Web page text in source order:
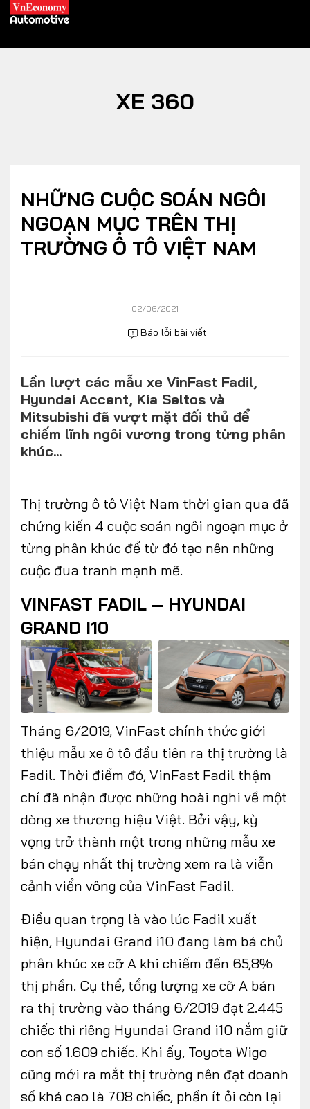
Tiêu điểm
XE XANH
Hybrid
Xe điện
THỊ TRƯỜNG XE DOANH NGHIỆP
MULTIMEDIA
Infographics
Album ảnh
TRA CỨU XE
HÃNG XE MODEL
DÒNG XE
FOLLOW US
Facebook
CONTACT US
0972271616
ngocvu.vneconomy@gmail.com
XE 360
NHỮNG CUỘC SOÁN NGÔI
NGOẠN MỤC TRÊN THỊ
TRƯỜNG Ô TÔ VIỆT NAM
02/06/2021
Báo lỗi bài viết
Lần lượt các mẫu xe VinFast Fadil,
Hyundai Accent, Kia Seltos và
Mitsubishi đã vượt mặt đối thủ để
chiếm lĩnh ngôi vương trong từng phân
khúc...
Thị trường ô tô Việt Nam thời gian qua đã
chứng kiến 4 cuộc soán ngôi ngoạn mục ở
từng phân khúc để từ đó tạo nên những
cuộc đua tranh mạnh mẽ.
VINFAST FADIL – HYUNDAI
GRAND I10
Tháng 6/2019, VinFast chính thức giới
thiệu mẫu xe ô tô đầu tiên ra thị trường là
Fadil. Thời điểm đó, VinFast Fadil thậm
chí đã nhận được những hoài nghi về một
dòng xe thương hiệu Việt. Bởi vậy, kỳ
vọng trở thành một trong những mẫu xe
bán chạy nhất thị trường xem ra là viễn
cảnh viển vông của VinFast Fadil.
Điều quan trọng là vào lúc Fadil xuất
hiện, Hyundai Grand i10 đang làm bá chủ
phân khúc xe cỡ A khi chiếm đến 65,8%
thị phần. Cụ thể, tổng lượng xe cỡ A bán
ra thị trường vào tháng 6/2019 đạt 2.445
chiếc thì riêng Hyundai Grand i10 nắm giữ
con số 1.609 chiếc. Khi ấy, Toyota Wigo
cũng mới ra mắt thị trường nên đạt doanh
số khá cao là 708 chiếc, phần ít ỏi còn lại